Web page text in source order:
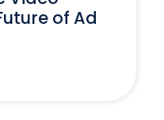
of Ad